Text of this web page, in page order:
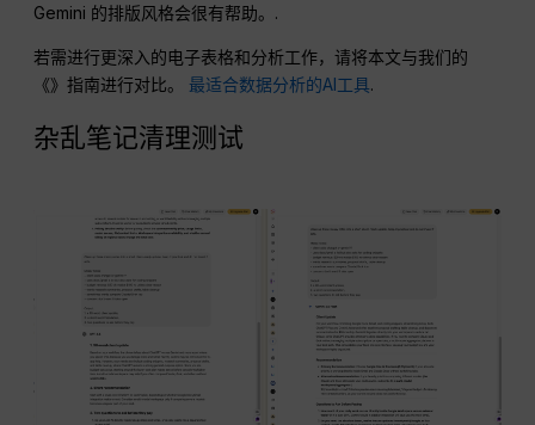
Gemini 的排版风格会很有帮助。.
若需进行更深入的电子表格和分析工作，请将本文与我们的
《》指南进行对比。 最适合数据分析的AI工具.
杂乱笔记清理测试